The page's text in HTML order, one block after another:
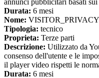
annunci pubblicitari basati
Durata: 6 mesi
Nome:
Tipologia: tecnico
Proprieta: Terze parti
Descrizione: Utilizzato da
consenso dell'utente e le
il player video rispetti le
Durata: 6 mesi